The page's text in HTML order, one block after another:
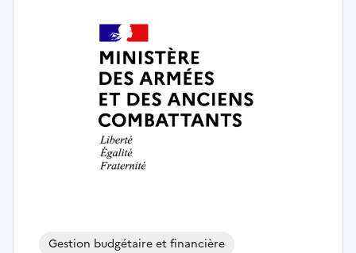
Gestion budgétaire et financière